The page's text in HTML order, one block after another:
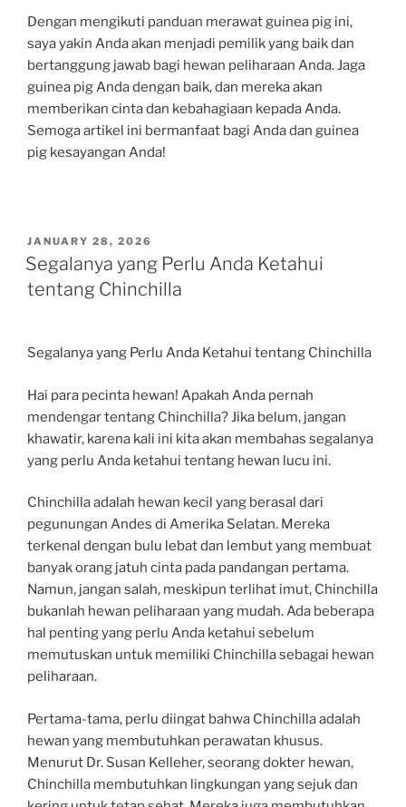
Dengan mengikuti panduan merawat guinea pig ini,
saya yakin Anda akan menjadi pemilik yang baik dan
bertanggung jawab bagi hewan peliharaan Anda. Jaga
guinea pig Anda dengan baik, dan mereka akan
memberikan cinta dan kebahagiaan kepada Anda.
Semoga artikel ini bermanfaat bagi Anda dan guinea
pig kesayangan Anda!
POSTED
ON
JANUARY 28, 2026
Segalanya yang Perlu Anda Ketahui
tentang Chinchilla
Segalanya yang Perlu Anda Ketahui tentang Chinchilla
Hai para pecinta hewan! Apakah Anda pernah
mendengar tentang Chinchilla? Jika belum, jangan
khawatir, karena kali ini kita akan membahas segalanya
yang perlu Anda ketahui tentang hewan lucu ini.
Chinchilla adalah hewan kecil yang berasal dari
pegunungan Andes di Amerika Selatan. Mereka
terkenal dengan bulu lebat dan lembut yang membuat
banyak orang jatuh cinta pada pandangan pertama.
Namun, jangan salah, meskipun terlihat imut, Chinchilla
bukanlah hewan peliharaan yang mudah. Ada beberapa
hal penting yang perlu Anda ketahui sebelum
memutuskan untuk memiliki Chinchilla sebagai hewan
peliharaan.
Pertama-tama, perlu diingat bahwa Chinchilla adalah
hewan yang membutuhkan perawatan khusus.
Menurut Dr. Susan Kelleher, seorang dokter hewan,
Chinchilla membutuhkan lingkungan yang sejuk dan